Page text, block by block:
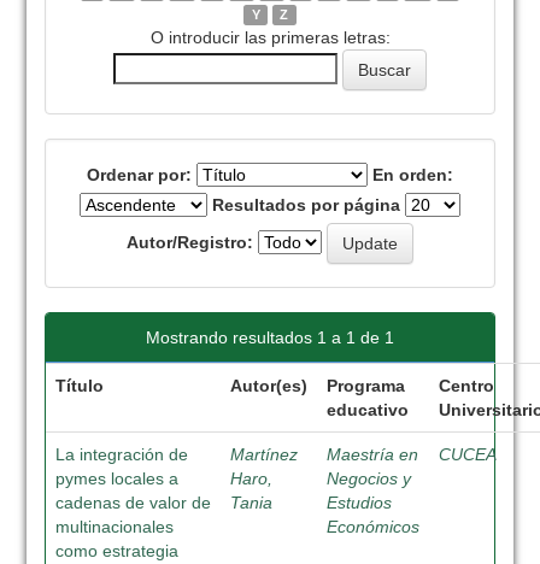
Y
Z
O introducir las primeras letras:
Ordenar por:
En orden:
Resultados por página
Autor/Registro:
Mostrando resultados 1 a 1 de 1
Título Autor(es)
Programa
educativo
Centro
La integración de
pymes locales a
cadenas de valor de
multinacionales
como estrategia
Martínez
Haro,
Tania
Maestría en
Negocios y
Estudios
Económicos
CUCEA